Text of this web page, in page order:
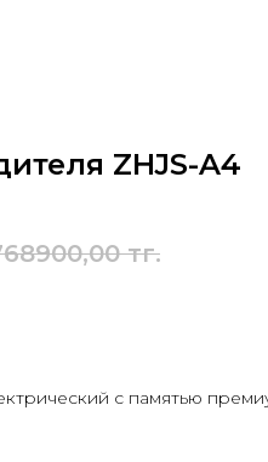
ZHJS-A4
тг.
с памятью